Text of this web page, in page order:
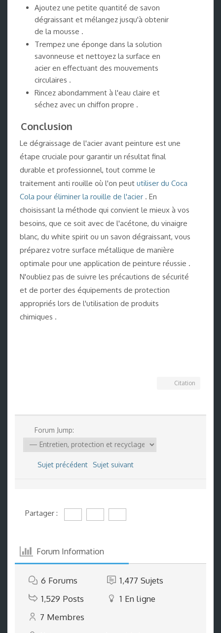
Ajoutez une petite quantité de savon
dégraissant et mélangez jusqu'à obtenir
de la mousse .
Trempez une éponge dans la solution
savonneuse et nettoyez la surface en
acier en effectuant des mouvements
circulaires .
Rincez abondamment à l'eau claire et
séchez avec un chiffon propre .
Conclusion
Le dégraissage de l'acier avant peinture est une
étape cruciale pour garantir un résultat final
durable et professionnel, tout comme le
traitement anti rouille où l'on peut utiliser du Coca
Cola pour éliminer la rouille de l'acier . En
choisissant la méthode qui convient le mieux à vos
besoins, que ce soit avec de l'acétone, du vinaigre
blanc, du white spirit ou un savon dégraissant, vous
préparez votre surface métallique de manière
optimale pour une application de peinture réussie .
N'oubliez pas de suivre les précautions de sécurité
et de porter des équipements de protection
appropriés lors de l'utilisation de produits
chimiques .
Citation
Forum Jump:
Sujet précédent Sujet suivant
Partager :
Forum Information
6 Forums 1,477 Sujets
1,529 Posts 1 En ligne
7 Membres